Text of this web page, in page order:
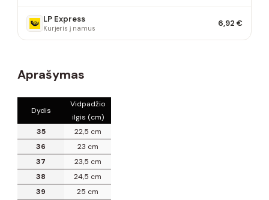
LP Express
Kurjeris į namus 6,92 €
Aprašymas
Dydis
Vidpadžio
ilgis (cm)
35
22,5 cm
36
23 cm
37
23,5 cm
38
24,5 cm
39
25 cm